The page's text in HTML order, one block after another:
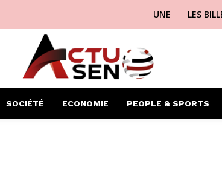
UNE LES
SOCIÉTÉ ECONOMIE PEOPLE & SPORTS